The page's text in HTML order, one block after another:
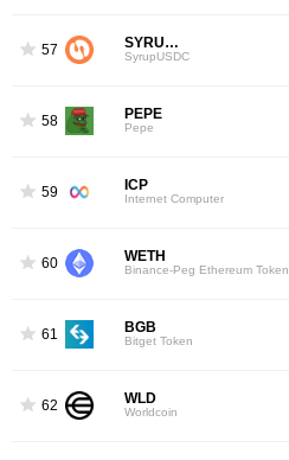
57 SYRUPUSDC
SyrupUSDC
58 PEPE
Pepe
59 ICP
Internet Computer
60 WETH
Binance-Peg Ethereum Token
61 BGB
Bitget Token
62 WLD
Worldcoin